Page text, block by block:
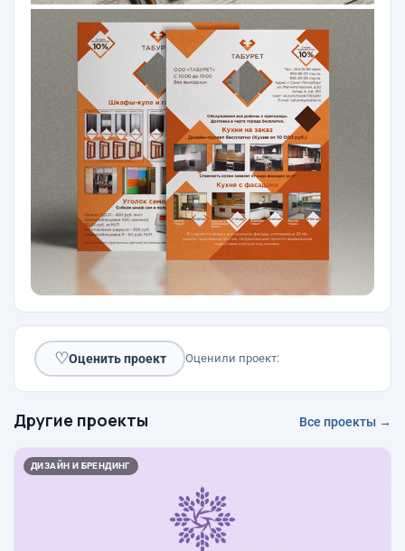
♡Оценить проект Оценили проект:
Другие проекты Все проекты →
ДИЗАЙН И БРЕНДИНГ